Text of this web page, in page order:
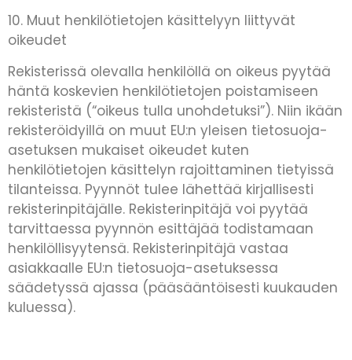
10. Muut henkilötietojen käsittelyyn liittyvät
oikeudet
Rekisterissä olevalla henkilöllä on oikeus pyytää
häntä koskevien henkilötietojen poistamiseen
rekisteristä (“oikeus tulla unohdetuksi”). Niin ikään
rekisteröidyillä on muut EU:n yleisen tietosuoja-
asetuksen mukaiset oikeudet kuten
henkilötietojen käsittelyn rajoittaminen tietyissä
tilanteissa. Pyynnöt tulee lähettää kirjallisesti
rekisterinpitäjälle. Rekisterinpitäjä voi pyytää
tarvittaessa pyynnön esittäjää todistamaan
henkilöllisyytensä. Rekisterinpitäjä vastaa
asiakkaalle EU:n tietosuoja-asetuksessa
säädetyssä ajassa (pääsääntöisesti kuukauden
kuluessa).